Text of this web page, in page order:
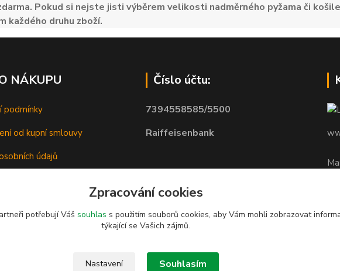
Pokud si nejste jisti výběrem velikosti nadměrného pyžama či
každého druhu zboží.
NÁKUPU
podmínky
od kupní smlouvy
údajů
Číslo účtu:
7394558585/5500
Raiffeisenbank
Zpracování cookies
potřebují Váš souhlas s použitím souborů cookies, aby Vám mohli zobrazovat
týkající se Vašich zájmů.
Nastavení Souhlasím